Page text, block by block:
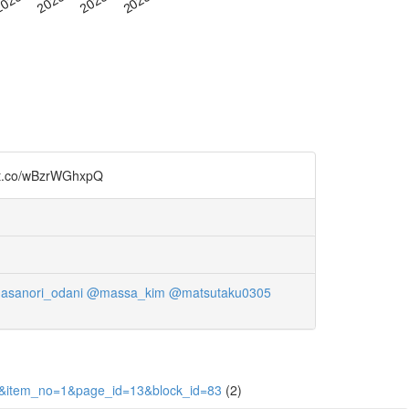
wBzrWGhxpQ
@massa_kim @matsutaku0305
(2)